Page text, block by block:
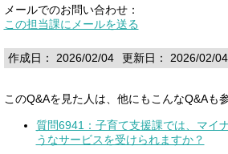
メールでのお問い合わせ：
この担当課にメールを送る
作成日： 2026/02/04 更新日： 2026/02/04
このQ&Aを見た人は、他にもこんなQ&Aも
質問6941：子育て支援課では、マイ
うなサービスを受けられますか？